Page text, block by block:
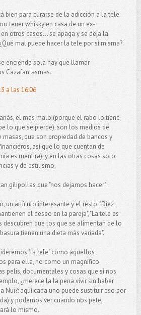
bien para curarse de la adicción a la tele.
tener whisky en casa de un ex-
otros casos... se apaga y se deja la
mal puede hacer la tele por sí misma?
enciende sola hay que llamar
Cazafantasmas.
a las 16:06
el más malo (porque el rabo lo tiene
lo que se pierde), son los medios de
masas, que son propiedad de bancos y
así que lo que cuentan de
es mentira), y en las otras cosas solo
y de estilismo.
gilipollas que "nos dejamos hacer".
un artículo interesante y el resto: "Diez
el deseo en la pareja", "La tele es
descubren que los que se alimentan de lo
tienen una dieta más variada".
"la tele" como aquellos
para ella, no como un magnífico
pelis, documentales y cosas que sí nos
¿merece la la pena vivir sin haber
Nui?: aquí cada uno puede sustituir eso por
y podemos ver cuando nos pete,
lo mismo.